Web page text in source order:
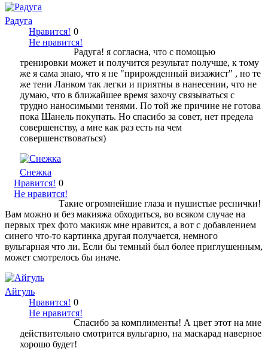
Радуга
Нравится!
Не нравится!
0
Радуга! я согласна, что с помощью
тренировки может и получится результат получше, к тому
же я сама знаю, что я не "прирожденный визажист" , но те
же тени Ланком так легки и приятны в нанесении, что не
думаю, что в ближайшее время захочу связываться с
трудно наносимыми тенями. По той же причине не готова
пока Шанель покупать. Но спасибо за совет, нет предела
совершенству, а мне как раз есть на чем
совершенствоваться)
Снежка
Нравится!
Не нравится!
0
Такие огромнейшие глаза и пушистые реснички!
Вам можно и без макияжа обходиться, во всяком случае на
первых трех фото макияж мне нравится, а вот с добавлением
синего что-то картинка другая получается, немного
вульгарная что ли. Если бы темный был более приглушенным,
может смотрелось бы иначе.
Айгуль
Нравится!
Не нравится!
0
Спасибо за комплименты! А цвет этот на мне
действительно смотрится вульгарно, на маскарад наверное
хорошо будет!